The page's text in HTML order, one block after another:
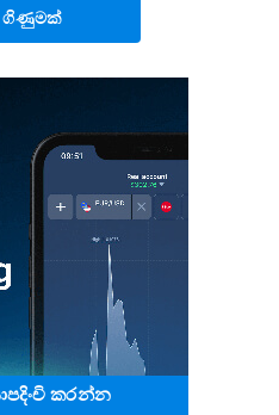
ගිණුමක්
කරන්න